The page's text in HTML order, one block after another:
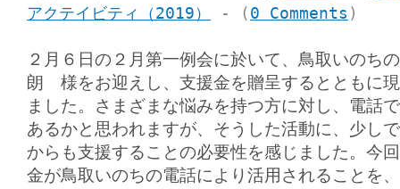
アクテイビティ（2019）
- (0 Comments )
２月６日の２月第一例会に於いて、鳥取いの
朗 様をお迎えし、支援金を贈呈するとともに
ました。さまざまな悩みを持つ方に対し、電話
あるかと思われますが、そうした活動に、少し
からも支援することの必要性を感じました。今
金が鳥取いのちの電話により活用されることを